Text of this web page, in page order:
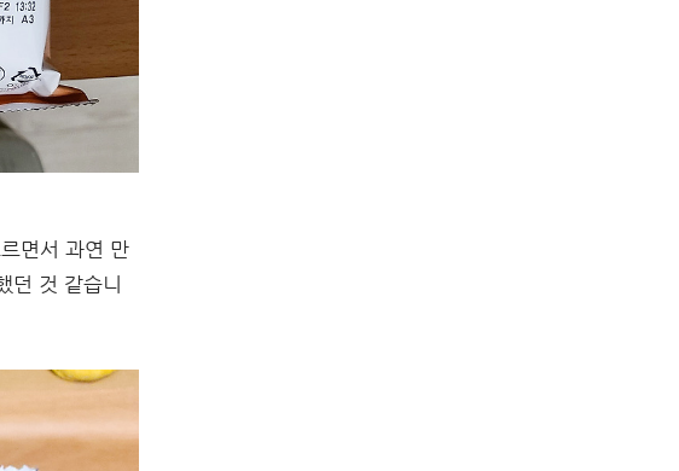
면서 과연 만
던 것 같습니